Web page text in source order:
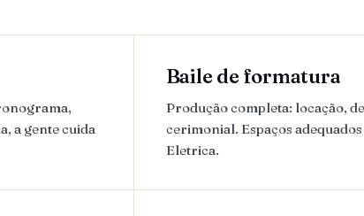
a gente cuida
Baile de formatura
Produção completa: locação,
cerimonial. Espaços
Eletrica.